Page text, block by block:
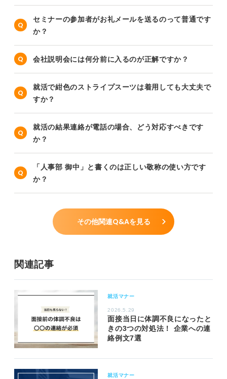
セミナーの参加者がお礼メールを送るのって普通です
か？
会社説明会には何分前に入るのが正解ですか？
就活で紺色のストライプスーツは着用しても大丈夫で
すか？
就活の結果連絡が電話の場合、どう対応すべきです
か？
「人事部 御中」と書くのは正しい敬称の使い方です
か？
その他関連Q&Aを見る
関連記事
就活マナー
2026.5.29
面接当日に体調不良になったと
きの3つの対処法！ 企業への連
絡例文7選
就活マナー